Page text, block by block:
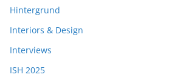
Hintergrund
Interiors & Design
Interviews
ISH 2025